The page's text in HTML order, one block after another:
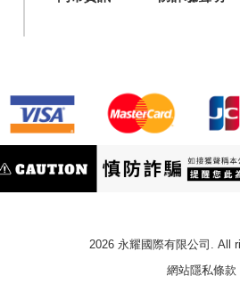
2026 永耀國際有限公司. All
網站隱私條款